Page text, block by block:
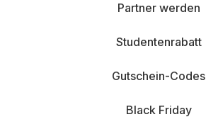
Partner werden
Studentenrabatt
Gutschein-Codes
Black Friday